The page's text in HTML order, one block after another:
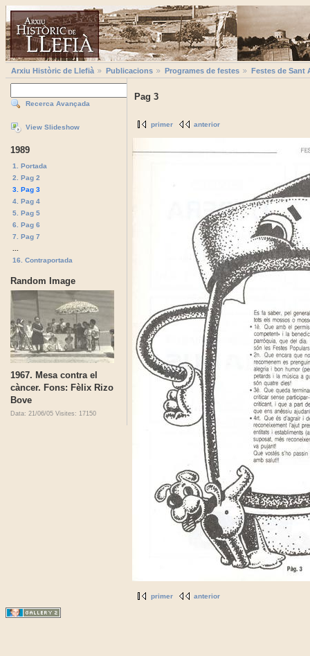
Arxiu Històric de Llefià Publicacions Programes de festes Festes de Sant
Recerca Avançada
View Slideshow
1989
1. Portada
2. Pag 2
3. Pag 3
4. Pag 4
5. Pag 5
6. Pag 6
7. Pag 7
16. Contraportada
Random Image
1967. Mesa contra el
càncer. Fons: Fèlix Rizo
Bove
Data: 21/06/05 Visites: 17150
Pag 3
primer anterior
primer anterior